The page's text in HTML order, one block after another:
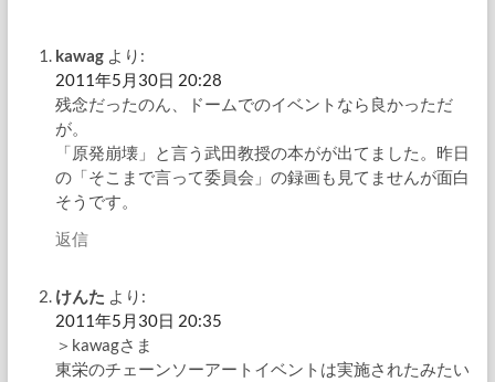
kawag より:
2011年5月30日 20:28
残念だったのん、ドームでのイベントなら良かっただ
が。
「原発崩壊」と言う武田教授の本がが出てました。昨日
の「そこまで言って委員会」の録画も見てませんが面白
そうです。
返信
けんた より:
2011年5月30日 20:35
＞kawagさま
東栄のチェーンソーアートイベントは実施されたみたい